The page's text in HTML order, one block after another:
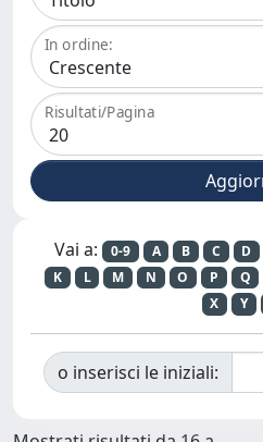
In ordine:
Risultati/Pagina
Vai a: 0-9 A B C D
K
L M N O P Q
X
Y
o inserisci le iniziali: